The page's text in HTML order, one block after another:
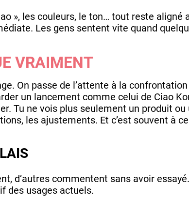
», les couleurs, le ton… tout reste aligné
Les gens sentent vite quand
VRAIMENT
On passe de l’attente à la
un lancement comme celui de Ciao
Tu ne vois plus seulement un produit ou
les ajustements. Et c’est souvent à
d’autres commentent sans avoir essayé.
des usages actuels.